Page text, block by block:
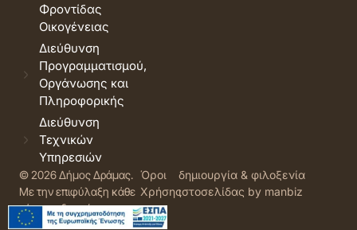
Φροντίδας
Οικογένειας
Διεύθυνση
Προγραμματισμού,
Οργάνωσης και
Πληροφορικής
Διεύθυνση
Τεχνικών
Υπηρεσιών
© 2026 Δήμος Δράμας.
Με την επιφύλαξη κάθε
νόμιμου δικαιώματος.
Όροι
Χρήσης
δημιουργία & φιλοξενία
ιστοσελίδας by manbiz